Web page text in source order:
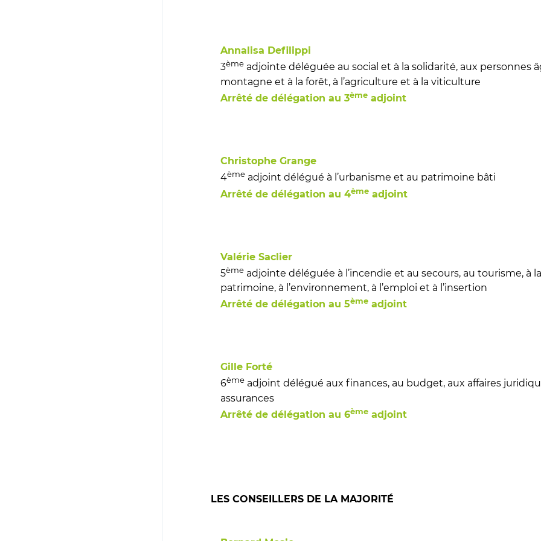
Annalisa Defilippi
3èmeadjointe déléguée au social et à la solidarité, aux personnes
montagne et à la forêt, à l’agriculture et à la viticulture
Arrêté de délégation au 3èmeadjoint
Christophe Grange
4èmeadjoint délégué à l’urbanisme et au patrimoine bâti
Arrêté de délégation au 4èmeadjoint
Valérie Saclier
5èmeadjointe déléguée à l’incendie et au secours, au tourisme, à
patrimoine, à l’environnement, à l’emploi et à l’insertion
Arrêté de délégation au 5èmeadjoint
Gille Forté
6èmeadjoint délégué aux finances, au budget, aux affaires
assurances
Arrêté de délégation au 6èmeadjoint
LES CONSEILLERS DE LA MAJORITÉ